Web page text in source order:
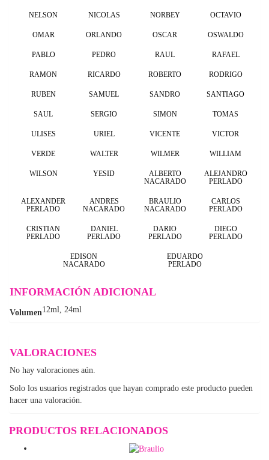
NELSON NICOLAS NORBEY OCTAVIO
OMAR ORLANDO OSCAR OSWALDO
PABLO PEDRO RAUL RAFAEL
RAMON RICARDO ROBERTO RODRIGO
RUBEN SAMUEL SANDRO SANTIAGO
SAUL SERGIO SIMON TOMAS
ULISES URIEL VICENTE VICTOR
VERDE WALTER WILMER WILLIAM
WILSON YESID
ALBERTO
NACARADO
ALEJANDRO
PERLADO
ALEXANDER
PERLADO
ANDRES
NACARADO
BRAULIO
NACARADO
CARLOS
PERLADO
CRISTIAN
PERLADO
DANIEL
PERLADO
DARIO
PERLADO
DIEGO
PERLADO
EDISON
NACARADO
EDUARDO
PERLADO
INFORMACIÓN ADICIONAL
Volumen12ml, 24ml
VALORACIONES
No hay valoraciones aún.
Solo los usuarios registrados que hayan comprado este producto pueden
hacer una valoración.
PRODUCTOS RELACIONADOS